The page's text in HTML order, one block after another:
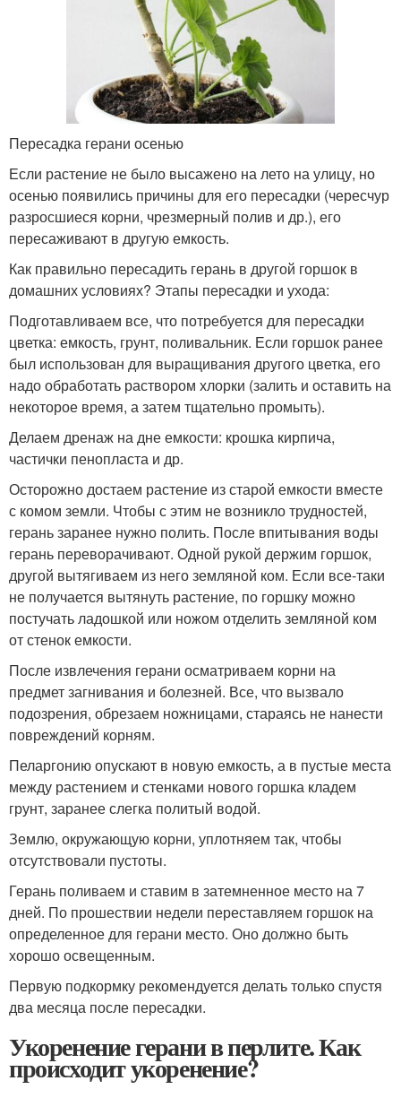
Пересадка герани осенью
Если растение не было высажено на лето на улицу, но
осенью появились причины для его пересадки (чересчур
разросшиеся корни, чрезмерный полив и др.), его
пересаживают в другую емкость.
Как правильно пересадить герань в другой горшок в
домашних условиях? Этапы пересадки и ухода:
Подготавливаем все, что потребуется для пересадки
цветка: емкость, грунт, поливальник. Если горшок ранее
был использован для выращивания другого цветка, его
надо обработать раствором хлорки (залить и оставить на
некоторое время, а затем тщательно промыть).
Делаем дренаж на дне емкости: крошка кирпича,
частички пенопласта и др.
Осторожно достаем растение из старой емкости вместе
с комом земли. Чтобы с этим не возникло трудностей,
герань заранее нужно полить. После впитывания воды
герань переворачивают. Одной рукой держим горшок,
другой вытягиваем из него земляной ком. Если все-таки
не получается вытянуть растение, по горшку можно
постучать ладошкой или ножом отделить земляной ком
от стенок емкости.
После извлечения герани осматриваем корни на
предмет загнивания и болезней. Все, что вызвало
подозрения, обрезаем ножницами, стараясь не нанести
повреждений корням.
Пеларгонию опускают в новую емкость, а в пустые места
между растением и стенками нового горшка кладем
грунт, заранее слегка политый водой.
Землю, окружающую корни, уплотняем так, чтобы
отсутствовали пустоты.
Герань поливаем и ставим в затемненное место на 7
дней. По прошествии недели переставляем горшок на
определенное для герани место. Оно должно быть
хорошо освещенным.
Первую подкормку рекомендуется делать только спустя
два месяца после пересадки.
Укоренение герани в перлите. Как
происходит укоренение?